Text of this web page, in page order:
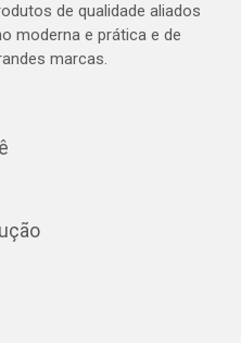
de qualidade aliados
moderna e prática e de
marcas.